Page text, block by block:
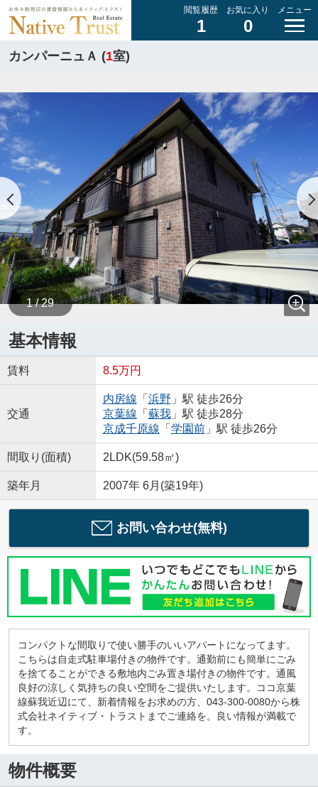
閲覧履歴
1
お気に入り
0
メニュー
カンパーニュＡ (1室)
1 / 29
基本情報
賃料 8.5万円
交通
内房線 「 浜野 」駅 徒歩26分
京葉線 「 蘇我」駅 徒歩28分
京成千原線 「 学園前」駅 徒歩26分
間取り(面積) 2LDK(59.58㎡)
築年月 2007年 6月(築19年)
お問い合わせ(無料)
コンパクトな間取りで使い勝手のいいアパートになってます。
こちらは自走式駐車場付きの物件です。通勤前にも簡単にごみ
を捨てることができる敷地内ごみ置き場付きの物件です。通風
良好の涼しく気持ちの良い空間をご提供いたします。ココ京葉
線蘇我近辺にて、新着情報をお求めの方、043-300-0080から株
式会社ネイティブ・トラストまでご連絡を。良い情報が満載で
す。
物件概要